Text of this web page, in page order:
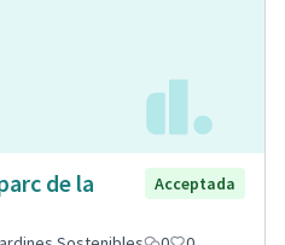
de la
Acceptada